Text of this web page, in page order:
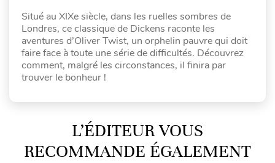
Situé au XIXe siècle, dans les ruelles sombres de
Londres, ce classique de Dickens raconte les
aventures d’Oliver Twist, un orphelin pauvre qui doit
faire face à toute une série de difficultés. Découvrez
comment, malgré les circonstances, il finira par
trouver le bonheur !
L’ÉDITEUR VOUS
RECOMMANDE ÉGALEMENT